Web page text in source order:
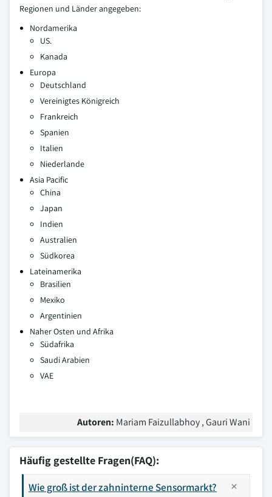
Regionen und Länder angegeben:
Nordamerika
US.
Kanada
Europa
Deutschland
Vereinigtes Königreich
Frankreich
Spanien
Italien
Niederlande
Asia Pacific
China
Japan
Indien
Australien
Südkorea
Lateinamerika
Brasilien
Mexiko
Argentinien
Naher Osten und Afrika
Südafrika
Saudi Arabien
VAE
Autoren: Mariam Faizullabhoy , Gauri Wani
Häufig gestellte Fragen(FAQ):
Wie groß ist der zahninterne Sensormarkt?